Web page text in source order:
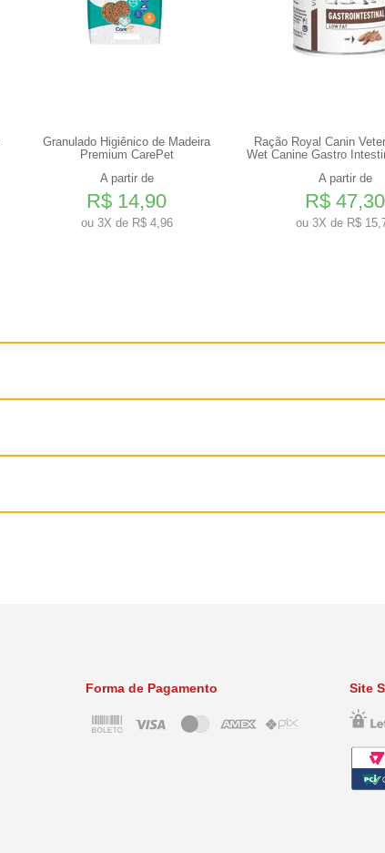
Granulado Higiênico de Madeira
Premium CarePet
A partir de
R$ 14,90
ou3X de R$ 4,96
Ração Royal Canin
Wet Canine Gastro
A partir de
R$ 47,30
ou 3X de R$
Forma de Pagamento Site